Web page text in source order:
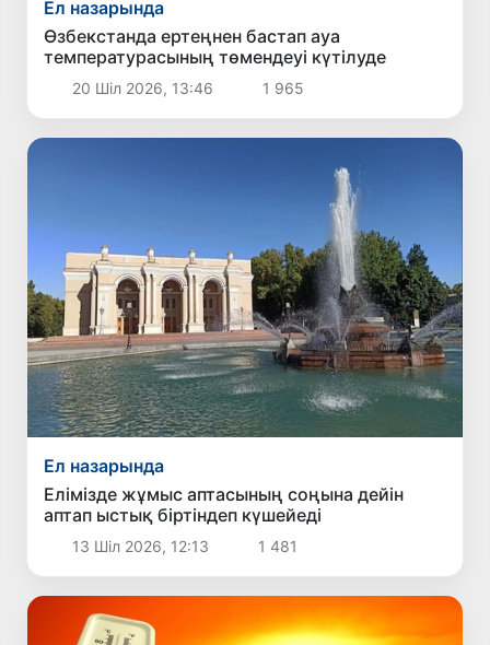
Ел назарында
Өзбекстанда ертеңнен бастап ауа
температурасының төмендеуі күтілуде
20 Шіл 2026, 13:46 1 965
Ел назарында
Елімізде жұмыс аптасының соңына дейін
аптап ыстық біртіндеп күшейеді
13 Шіл 2026, 12:13 1 481